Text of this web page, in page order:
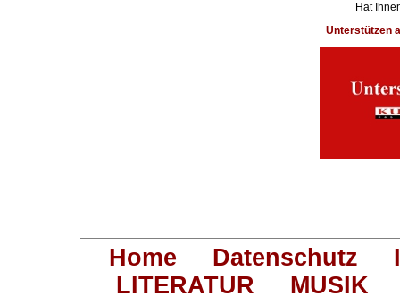
Hat
Unterstützen
Home Datenschutz
LITERATUR
MUSIK